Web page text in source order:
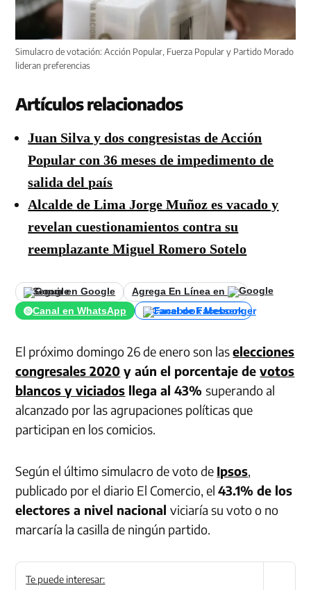
Simulacro de votación: Acción Popular, Fuerza Popular y Partido Morado
lideran preferencias
Artículos relacionados
Juan Silva y dos congresistas de Acción
Popular con 36 meses de impedimento de
salida del país
Alcalde de Lima Jorge Muñoz es vacado y
revelan cuestionamientos contra su
reemplazante Miguel Romero Sotelo
Seguir en Google
Agrega En Línea en
Canal en WhatsApp
Canal de Facebook
El próximo domingo 26 de enero son laselecciones
congresales 2020 y aún el porcentaje devotos
blancos y viciados llega al 43%superando al
alcanzado por las agrupaciones políticas que
participan en los comicios.
Según el último simulacro de voto de Ipsos,
publicado por el diario El Comercio, el43.1% de los
electores a nivel nacionalviciaría su voto o no
marcaría la casilla de ningún partido.
Te puede interesar: